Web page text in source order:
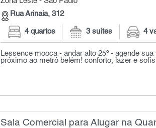
Rua Arinaia, 312
4 quartos 3 suítes 4
Lessence mooca - andar alto 25º - agende
próximo ao metrô belém! conforto, lazer e
Sala Comercial para Alugar na